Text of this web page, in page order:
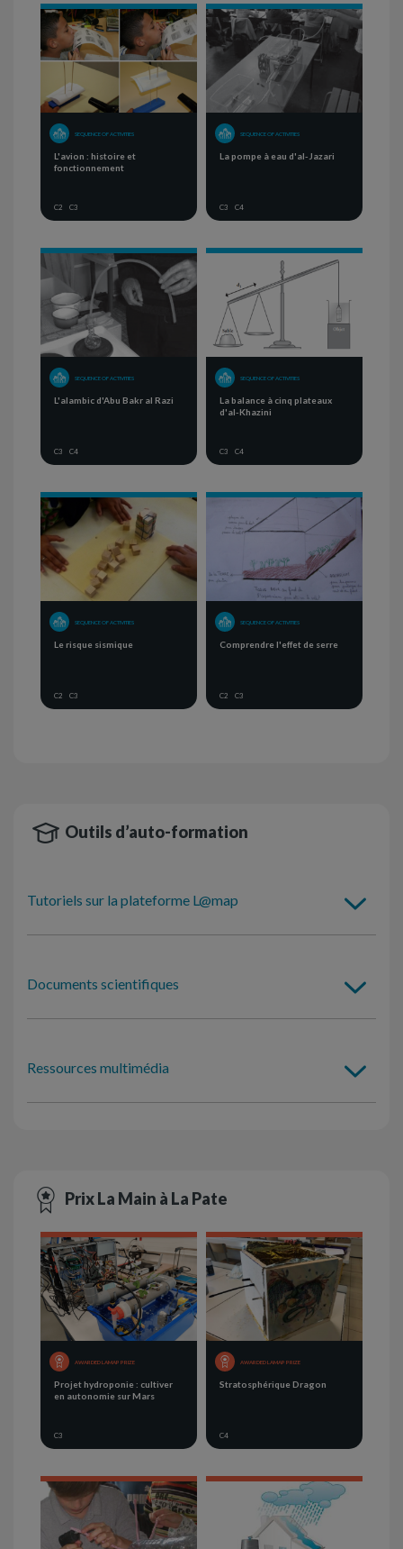
SEQUENCE OF ACTIVITIES
L'avion : histoire et
fonctionnement
C2 C3
SEQUENCE OF ACTIVITIES
La pompe à eau d'al-Jazari
C3 C4
SEQUENCE OF ACTIVITIES
L'alambic d'Abu Bakr al Razi
C3 C4
SEQUENCE OF ACTIVITIES
La balance à cinq plateaux
d'al-Khazini
C3 C4
SEQUENCE OF ACTIVITIES
Le risque sismique
C2 C3
SEQUENCE OF ACTIVITIES
Comprendre l'effet de serre
C2 C3
Outils d’auto-formation
Tutoriels sur la plateforme L@map
Documents scientifiques
Ressources multimédia
Prix La Main à La Pate
AWARDED LAMAP PRIZE
Projet hydroponie : cultiver
en autonomie sur Mars
C3
AWARDED LAMAP PRIZE
Stratosphérique Dragon
C4